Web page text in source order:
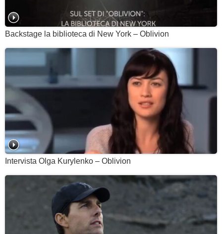
Backstage la biblioteca di New York – Oblivion
Intervista Olga Kurylenko – Oblivion